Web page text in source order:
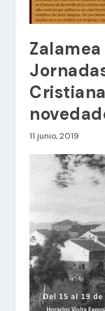
11 junio, 2019